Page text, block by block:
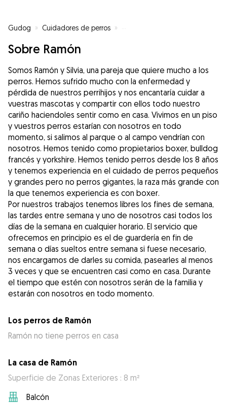
Gudog » Cuidadores de perros » Cuidadores de perros en
Sobre Ramón
Somos Ramón y Silvia, una pareja que quiere mucho a los
perros. Hemos sufrido mucho con la enfermedad y
pérdida de nuestros perrihijos y nos encantaría cuidar a
vuestras mascotas y compartir con ellos todo nuestro
cariño haciendoles sentir como en casa. Vivimos en un piso
y vuestros perros estarían con nosotros en todo
momento, si salimos al parque o al campo vendrían con
nosotros. Hemos tenido como propietarios boxer, bulldog
francés y yorkshire. Hemos tenido perros desde los 8 años
y tenemos experiencia en el cuidado de perros pequeños
y grandes pero no perros gigantes, la raza más grande con
la que tenemos experiencia es con boxer.
Por nuestros trabajos tenemos libres los fines de semana,
las tardes entre semana y uno de nosotros casi todos los
días de la semana en cualquier horario. El servicio que
ofrecemos en principio es el de guardería en fin de
semana o días sueltos entre semana si fuese necesario,
nos encargamos de darles su comida, pasearles al menos
3 veces y que se encuentren casi como en casa. Durante
el tiempo que estén con nosotros serán de la familia y
estarán con nosotros en todo momento.
Los perros de Ramón
Ramón no tiene perros en casa
La casa de Ramón
Superficie de Zonas Exteriores : 8 m²
Balcón